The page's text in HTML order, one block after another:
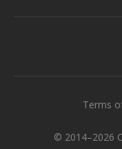
© 2014–2026
Terms